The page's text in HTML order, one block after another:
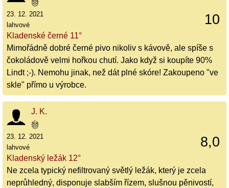
10
23. 12. 2021
lahvové
Kladenské černé 11°
Mimořádně dobré černé pivo nikoliv s kávově, ale spíše s
čokoládově velmi hořkou chutí. Jako když si koupíte 90%
Lindt ;-). Nemohu jinak, než dát plné skóre! Zakoupeno "ve
skle" přímo u výrobce.
J. K.
8,0
23. 12. 2021
lahvové
Kladenský ležák 12°
Ne zcela typický nefiltrovaný světlý ležák, který je zcela
neprůhledný, disponuje slabším řízem, slušnou pěnivostí,